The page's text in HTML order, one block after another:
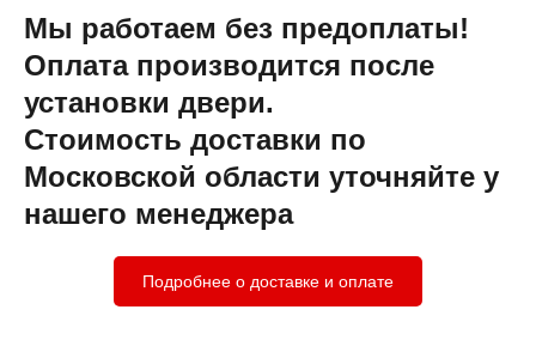
Мы работаем без предоплаты!
Оплата производится после
установки двери.
Стоимость доставки по
Московской области уточняйте у
нашего менеджера
Подробнее о доставке и оплате